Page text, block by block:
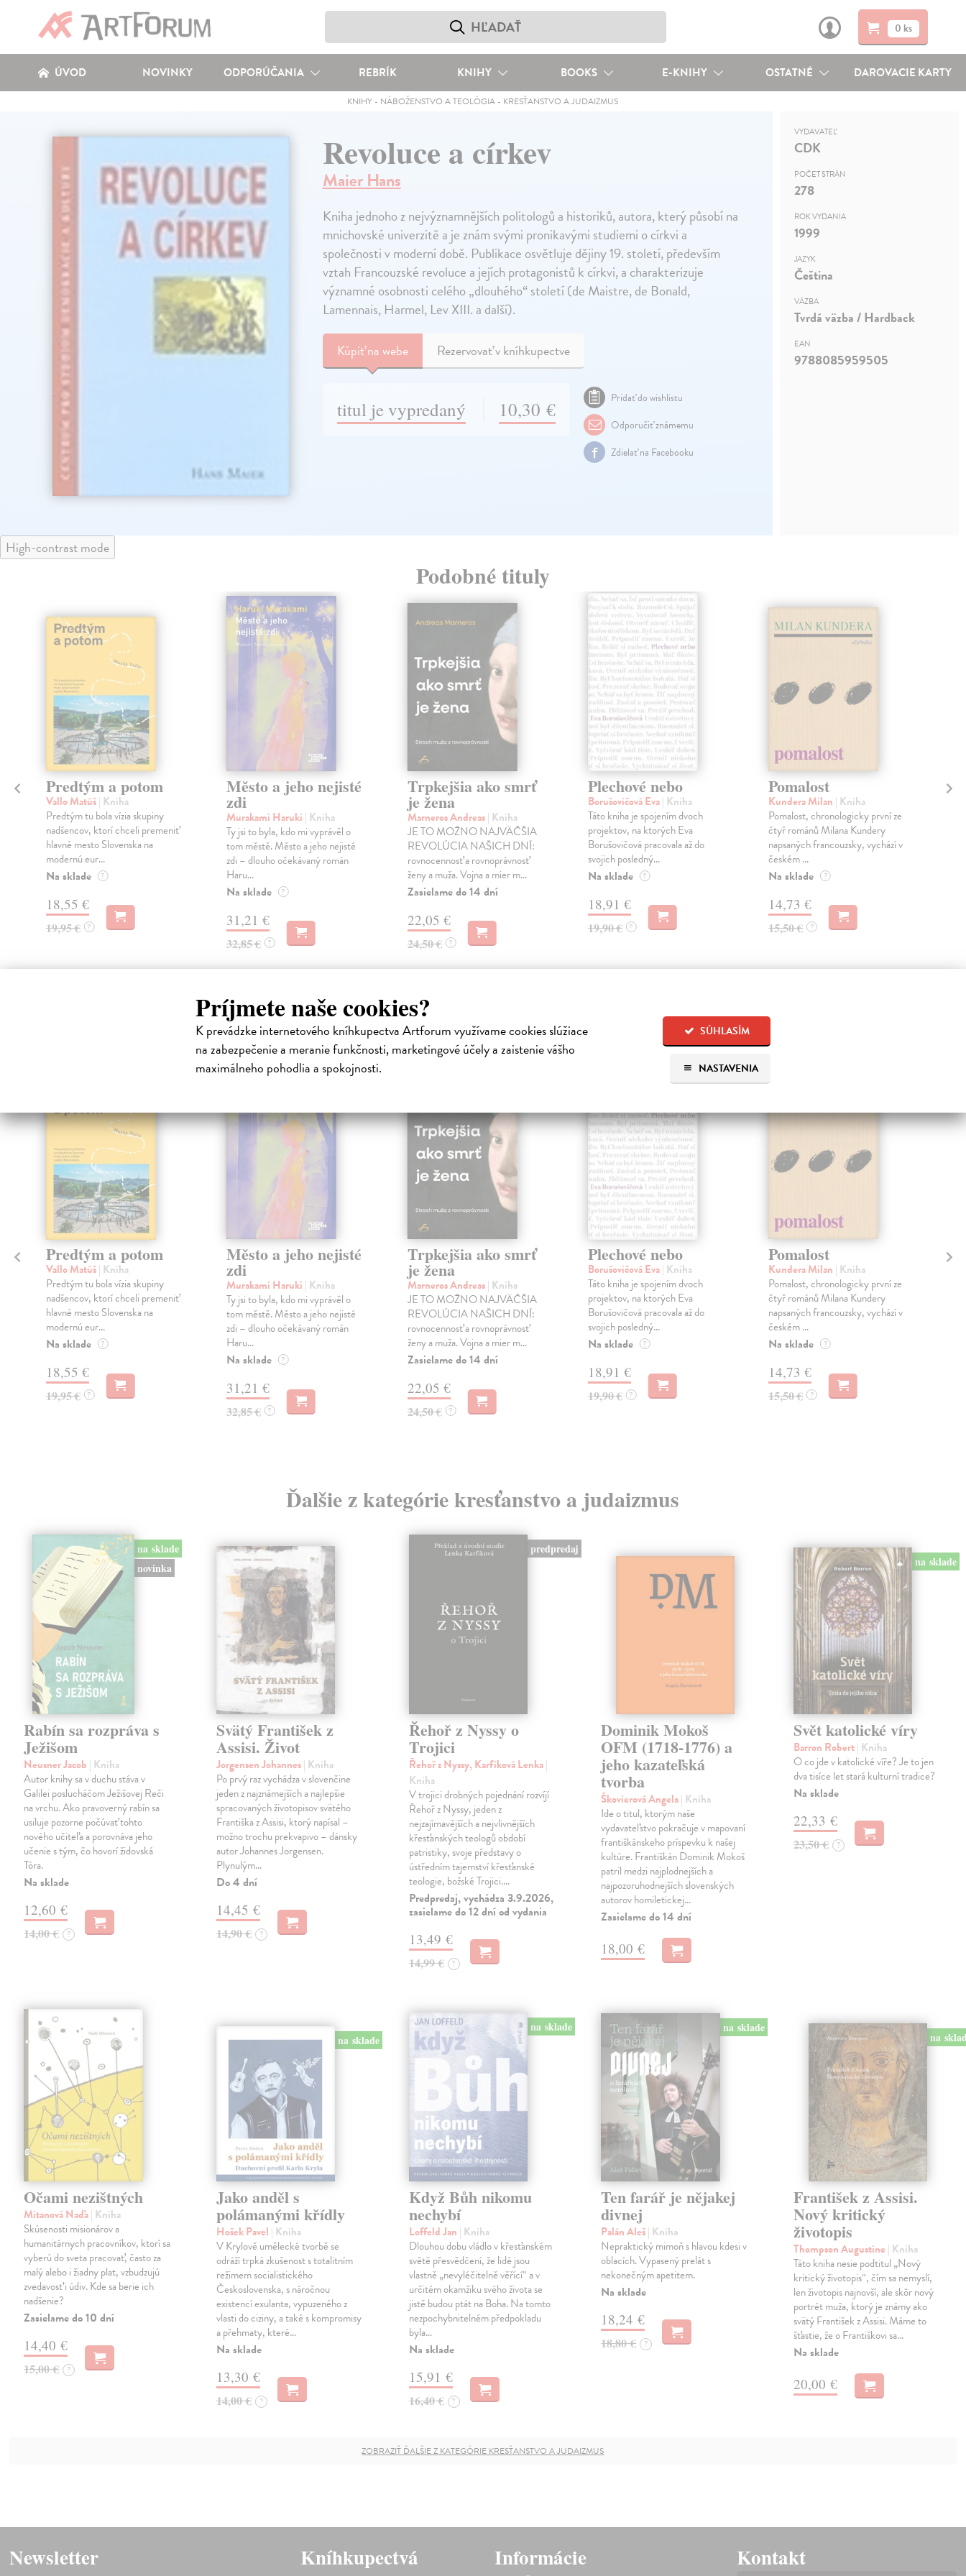
Príjmete naše cookies?
K prevádzke internetového kníhkupectva Artforum využívame cookies slúžiace
na zabezpečenie a meranie funkčnosti, marketingové účely a zaistenie vášho
maximálneho pohodlia a spokojnosti.
SÚHLASÍM
NASTAVENIA
0 ks
ÚVOD NOVINKY ODPORÚČANIA REBRÍK KNIHY BOOKS E-KNIHY OSTATNÉ DAROVACIE KARTY
KNIHY - NÁBOŽENSTVO A TEOLÓGIA - KRESŤANSTVO A JUDAIZMUS
Revoluce a církev
Maier Hans
Kniha jednoho z nejvýznamnějších politologů a historiků, autora, který působí na
mnichovské univerzitě a je znám svými pronikavými studiemi o církvi a
společnosti v moderní době. Publikace osvětluje dějiny 19. století, především
vztah Francouzské revoluce a jejích protagonistů k církvi, a charakterizuje
významné osobnosti celého „dlouhého“ století (de Maistre, de Bonald,
Lamennais, Harmel, Lev XIII. a další).
Kúpiťna webe Rezervovať v kníhkupectve
titul je vypredaný 10,30 €
Pridať do wishlistu
Odporučiť známemu
Zdielať na Facebooku
VYDAVATEĽ
CDK
POČET STRÁN
278
ROK VYDANIA
1999
JAZYK
Čeština
VÄZBA
Tvrdá väzba / Hardback
EAN
9788085959505
High-contrast mode
Podobné tituly
Predtým a potom
Vallo Matúš| Kniha
Predtým tu bola vízia skupiny
nadšencov, ktorí chceli premeniť
hlavné mesto Slovenska na
modernú eur...
Na sklade ?
18,55 €
19,95 € ?
Město a jeho nejisté
zdi
Murakami Haruki | Kniha
Ty jsi to byla, kdo mi vyprávěl o
tom městě. Město a jeho nejisté
zdi – dlouho očekávaný román
Haru...
Na sklade ?
31,21 €
32,85 € ?
Trpkejšia ako smrť
je žena
Marneros Andreas| Kniha
JE TO MOŽNO NAJVÄČŠIA
REVOLÚCIA NAŠICH DNÍ:
rovnocennosť a rovnoprávnosť
ženy a muža. Vojna a mier m...
Zasielame do 14 dní
22,05 €
24,50 € ?
Plechové nebo
Borušovičová Eva| Kniha
Táto kniha je spojením dvoch
projektov, na ktorých Eva
Borušovičová pracovala až do
svojich posledný...
Na sklade ?
18,91 €
19,90 € ?
Pomalost
Kundera Milan | Kniha
Pomalost, chronologicky první ze
čtyř románů Milana Kundery
napsaných francouzsky, vychází v
českém ...
Na sklade ?
14,73 €
15,50 € ?
Čitatelia s podobným vkusom si kúpili aj:
Predtým a potom
Vallo Matúš| Kniha
Predtým tu bola vízia skupiny
nadšencov, ktorí chceli premeniť
hlavné mesto Slovenska na
modernú eur...
Na sklade ?
18,55 €
19,95 € ?
Město a jeho nejisté
zdi
Murakami Haruki | Kniha
Ty jsi to byla, kdo mi vyprávěl o
tom městě. Město a jeho nejisté
zdi – dlouho očekávaný román
Haru...
Na sklade ?
31,21 €
32,85 € ?
Trpkejšia ako smrť
je žena
Marneros Andreas| Kniha
JE TO MOŽNO NAJVÄČŠIA
REVOLÚCIA NAŠICH DNÍ:
rovnocennosť a rovnoprávnosť
ženy a muža. Vojna a mier m...
Zasielame do 14 dní
22,05 €
24,50 € ?
Plechové nebo
Borušovičová Eva| Kniha
Táto kniha je spojením dvoch
projektov, na ktorých Eva
Borušovičová pracovala až do
svojich posledný...
Na sklade ?
18,91 €
19,90 € ?
Pomalost
Kundera Milan | Kniha
Pomalost, chronologicky první ze
čtyř románů Milana Kundery
napsaných francouzsky, vychází v
českém ...
Na sklade ?
14,73 €
15,50 € ?
Ďalšie z kategórie kresťanstvo a judaizmus
na sklade
novinka
Rabín sa rozpráva s
Ježišom
Neusner Jacob | Kniha
Autor knihy sa v duchu stáva v
Galilei poslucháčom Ježišovej Reči
na vrchu. Ako pravoverný rabín sa
usiluje pozorne počúvať tohto
nového učiteľa a porovnáva jeho
učenie s tým, čo hovorí židovská
Tóra.
Na sklade
12,60 €
14,00 € ?
Svätý František z
Assisi. Život
Jorgensen Johannes| Kniha
Po prvý raz vychádza v slovenčine
jeden z najznámejších a najlepšie
spracovaných životopisov svätého
Františka z Assisi, ktorý napísal –
možno trochu prekvapivo – dánsky
autor Johannes Jorgensen.
Plynulým…
Do 4 dní
14,45 €
14,90 € ?
predpredaj
Řehoř z Nyssy o
Trojici
Řehoř z Nyssy, Karfíková Lenka|
Kniha
V trojici drobných pojednání rozvíjí
Řehoř z Nyssy, jeden z
nejzajímavějších a nejvlivnějších
křesťanských teologů období
patristiky, svoje představy o
ústředním tajemství křesťanské
teologie, božské Trojici.…
Predpredaj, vychádza 3.9.2026,
zasielame do 12 dní od vydania
13,49 €
14,99 € ?
Dominik Mokoš
OFM (1718-1776) a
jeho kazateľská
tvorba
Škovierová Angela| Kniha
Ide o titul, ktorým naše
vydavateľstvo pokračuje v mapovaní
františkánskeho príspevku k našej
kultúre. Františkán Dominik Mokoš
patril medzi najplodnejších a
najpozoruhodnejších slovenských
autorov homiletickej…
Zasielame do 14 dní
18,00 €
na sklade
Svět katolické víry
Barron Robert| Kniha
O co jde v katolické víře? Je to jen
dva tisíce let stará kulturní tradice?
Na sklade
22,33 €
23,50 € ?
Očami nezištných
Mitanová Naďa| Kniha
Skúsenosti misionárov a
humanitárnych pracovníkov, ktorí sa
vyberú do sveta pracovať, často za
malý alebo i žiadny plat, vzbudzujú
zvedavosť i údiv. Kde sa berie ich
nadšenie?
Zasielame do 10 dní
14,40 €
15,00 € ?
na sklade
Jako anděl s
polámanými křídly
Hošek Pavel | Kniha
V Krylově umělecké tvorbě se
odráží trpká zkušenost s totalitním
režimem socialistického
Československa, s náročnou
existencí exulanta, vypuzeného z
vlasti do ciziny, a také s kompromisy
a přehmaty, které…
Na sklade
13,30 €
14,00 € ?
na sklade
Když Bůh nikomu
nechybí
Loffeld Jan | Kniha
Dlouhou dobu vládlo v křesťanském
světě přesvědčení, že lidé jsou
vlastně „nevyléčitelně věřící“ a v
určitém okamžiku svého života se
jistě budou ptát na Boha. Na tomto
nezpochybnitelném předpokladu
byla…
Na sklade
15,91 €
16,40 € ?
na sklade
Ten farář je nějakej
divnej
Palán Aleš| Kniha
Nepraktický mimoň s hlavou kdesi v
oblacích. Vypasený prelát s
nekonečným apetitem.
Na sklade
18,24 €
18,80 € ?
na
František z Assisi.
Nový kritický
životopis
Thompson Augustine | Kniha
Táto kniha nesie podtitul „Nový
kritický životopis“, čím sa nemyslí,
len životopis najnovší, ale skôr nový
portrét muža, ktorý je známy ako
svätý František z Assisi. Máme to
šťastie, že o Františkovi sa…
Na sklade
20,00 €
ZOBRAZIŤ ĎALŠIE Z KATEGÓRIE KRESŤANSTVO A JUDAIZMUS
Newsletter Kníhkupectvá Informácie Kontakt